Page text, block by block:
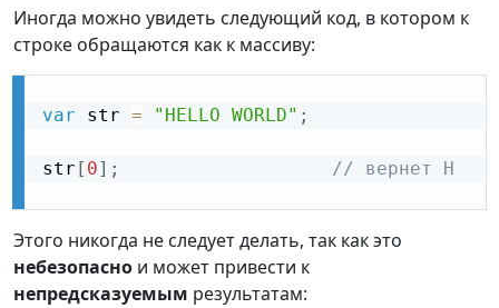
Иногда можно увидеть следующий код, в котором к
строке обращаются как к массиву:
var str = "HELLO WORLD" ;
str [ 0] ; // вернет H
Этого никогда не следует делать, так как это
небезопасно и может привести к
непредсказуемым результатам: